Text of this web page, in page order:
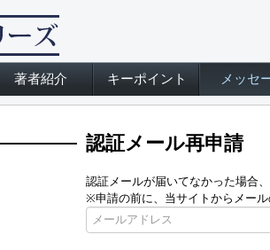
著者紹介 キーポイント メッセ
認証メール再申請
認証メールが届いてなかった場合
※申請の前に、当サイトからメー